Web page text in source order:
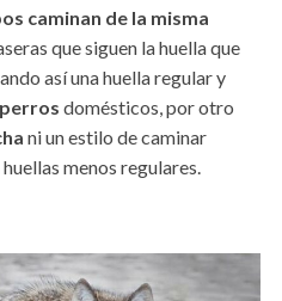
caminan de la misma
que siguen la huella que
así una huella regular y
domésticos, por otro
ni un estilo de caminar
menos regulares.